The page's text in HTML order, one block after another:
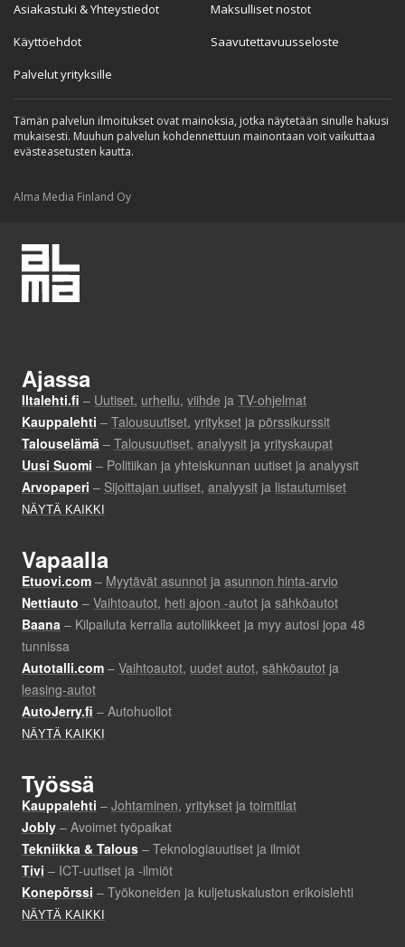
Asiakastuki & Yhteystiedot
Käyttöehdot
Palvelut yrityksille
Maksulliset nostot
Saavutettavuusseloste
Tämän palvelun ilmoitukset ovat mainoksia, jotka näytetään sinulle hakusi
mukaisesti. Muuhun palvelun kohdennettuun mainontaan voit vaikuttaa
evästeasetusten kautta.
Alma Media Finland Oy